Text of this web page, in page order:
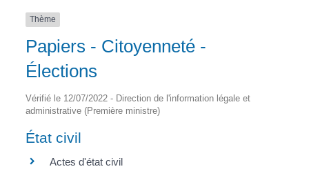
Thème
Papiers - Citoyenneté -
Élections
Vérifié le 12/07/2022 - Direction de l'information légale et
administrative (Première ministre)
État civil
Actes d'état civil